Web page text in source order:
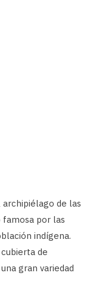
archipiélago de las
famosa por las
indígena.
de
gran variedad